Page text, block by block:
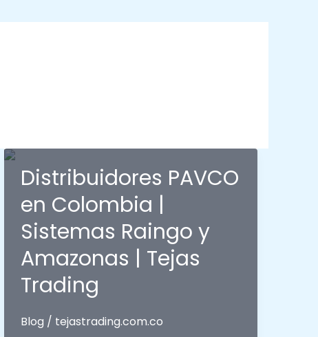
Distribuidores PAVCO
en Colombia |
Sistemas Raingo y
Amazonas | Tejas
Trading
Blog / tejastrading.com.co